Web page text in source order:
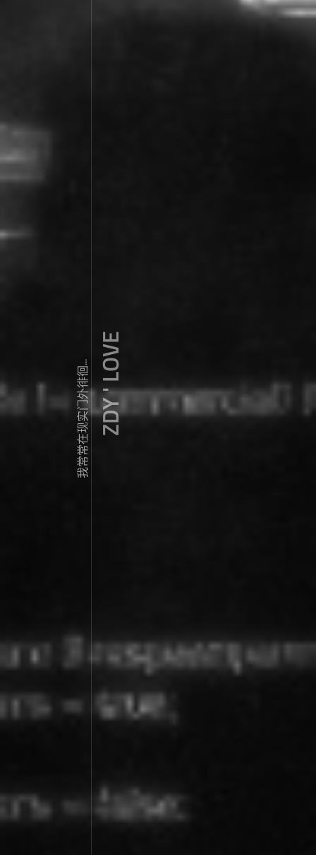
我常常在现实门外徘徊...ZDY ' LOVE